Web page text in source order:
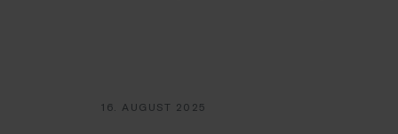
16. AUGUST 2025